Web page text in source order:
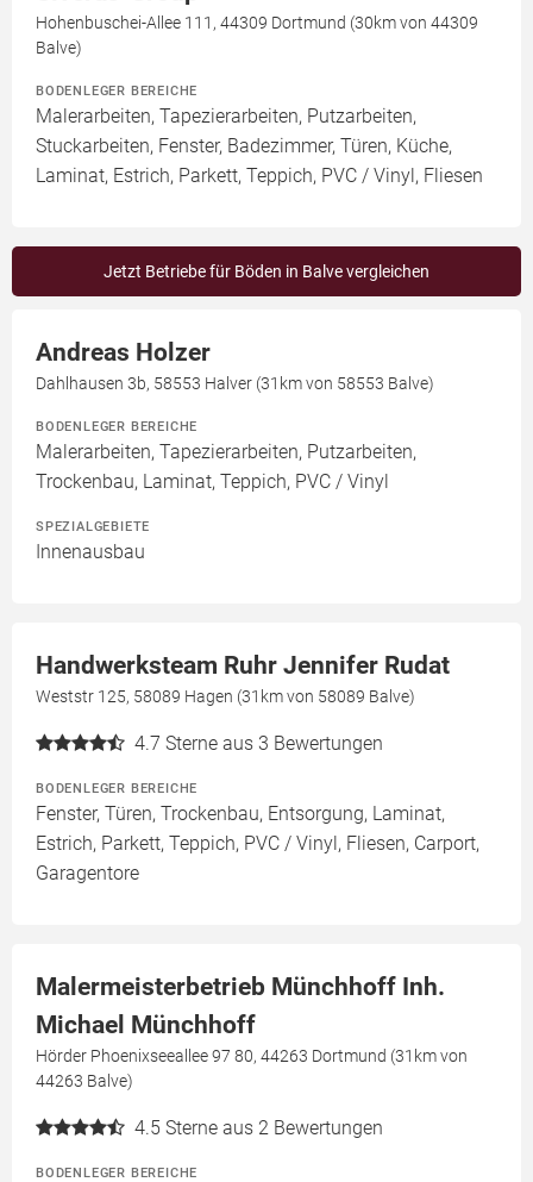
Hohenbuschei-Allee 111, 44309 Dortmund (30km von 44309
Balve)
BODENLEGER BEREICHE
Malerarbeiten, Tapezierarbeiten, Putzarbeiten,
Stuckarbeiten, Fenster, Badezimmer, Türen, Küche,
Laminat, Estrich, Parkett, Teppich, PVC / Vinyl, Fliesen
Jetzt Betriebe für Böden in Balve vergleichen
Andreas Holzer
Dahlhausen 3b, 58553 Halver (31km von 58553 Balve)
BODENLEGER BEREICHE
Malerarbeiten, Tapezierarbeiten, Putzarbeiten,
Trockenbau, Laminat, Teppich, PVC / Vinyl
SPEZIALGEBIETE
Innenausbau
Handwerksteam Ruhr Jennifer Rudat
Weststr 125, 58089 Hagen (31km von 58089 Balve)
4.7 Sterne aus 3 Bewertungen
BODENLEGER BEREICHE
Fenster, Türen, Trockenbau, Entsorgung, Laminat,
Estrich, Parkett, Teppich, PVC / Vinyl, Fliesen, Carport,
Garagentore
Malermeisterbetrieb Münchhoff Inh.
Michael Münchhoff
Hörder Phoenixseeallee 97 80, 44263 Dortmund (31km von
44263 Balve)
4.5 Sterne aus 2 Bewertungen
BODENLEGER BEREICHE